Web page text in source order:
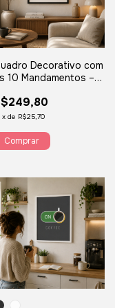
Decorativo com
10 Mandamentos –
– QM9
xde R$25,70
Comprar